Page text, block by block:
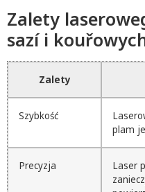
Zalety
sazí i
Zalety
Szybkość
plam
Precyzja
Laser